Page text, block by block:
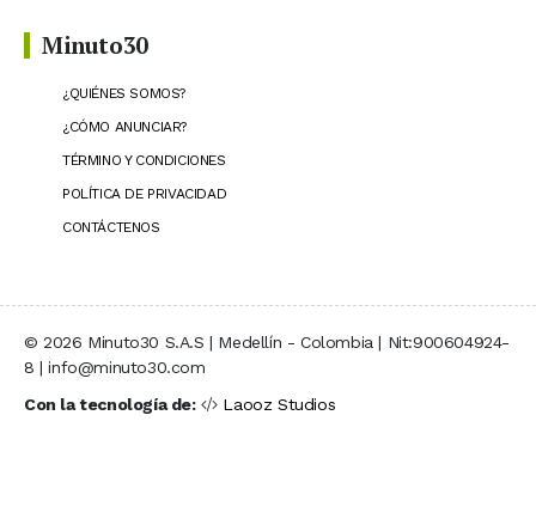
Minuto30
¿QUIÉNES SOMOS?
¿CÓMO ANUNCIAR?
TÉRMINO Y CONDICIONES
POLÍTICA DE PRIVACIDAD
CONTÁCTENOS
© 2026 Minuto30 S.A.S | Medellín - Colombia | Nit:900604924-
8 | info@minuto30.com
Con la tecnología de:
Laooz Studios